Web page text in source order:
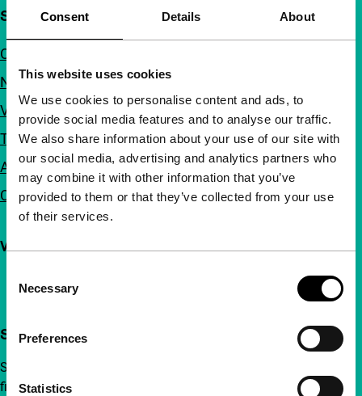
Consent Details About
This website uses cookies
We use cookies to personalise content and ads, to
provide social media features and to analyse our traffic.
We also share information about your use of our site with
our social media, advertising and analytics partners who
may combine it with other information that you’ve
provided to them or that they’ve collected from your use
of their services.
Selection
Necessary
Preferences
Statistics
Snel naar
Over ons
Nieuwsbrieven
Veelgestelde vragen
Toegankelijkheid
Adverteren
Contact
Volg IFFR
Steun IFFR al vanaf €4 per maand
Sluit je aan bij een groep nieuwsgierige en verbonden
filmliefhebbers. Maak onafhankelijke film, nieuwe